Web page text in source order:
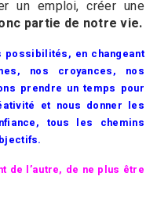
un emploi, créer une
partie de notre vie.
en changeant
nos croyances, nos
prendre un temps pour
et nous donner les
tous les chemins
de l’autre, de ne plus être